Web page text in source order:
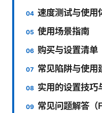
速度测试与使用
使用场景指南
购买与设置清单
常见陷阱与使用
实用的设置技巧
常见问题解答（